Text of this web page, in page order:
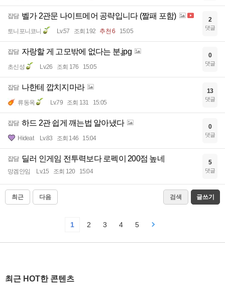
잡담 벨가 2관문 나이트메어 공략입니다 (짤패 포함)
토니포니코니 Lv.57 조회 192 추천 6 15:05
2
댓글
잡담 자랑할 게 고모밖에 없다는 분.jpg
초신성 Lv.26 조회 176 15:05
0
댓글
잡담 나한테 깝치지마라
류동옥 Lv.79 조회 131 15:05
13
댓글
잡담 하드 2관 쉽게 깨는법 알아냈다
Hideat Lv.83 조회 146 15:04
0
댓글
잡담 딜러 인게임 전투력보다 로펙이 200점 높네
망겜안임 Lv.15 조회 120 15:04
5
댓글
최근 다음 검색 글쓰기
1 2 3 4 5
최근 HOT한 콘텐츠